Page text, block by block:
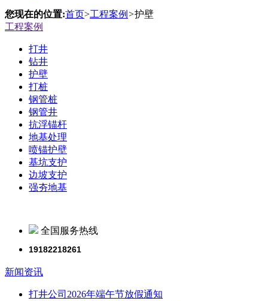
您现在的位置:首页>工程案例 >护壁
工程案例
打井
钻井
护壁
打桩
钢管桩
钢管井
抗浮锚杆
地基处理
喷锚护壁
基坑支护
边坡支护
强夯地基
全国服务热线
19182218261
新闻资讯
打井公司2026年端午节放假通知